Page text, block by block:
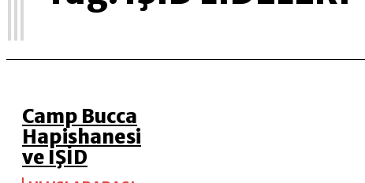
Camp Bucca
Hapishanesi
ve IŞİD